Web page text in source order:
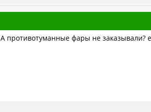
А противотуманные фары не заказывали?